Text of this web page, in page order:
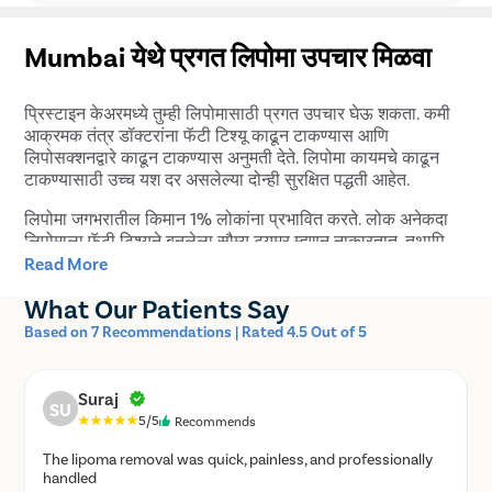
Mumbai येथे प्रगत लिपोमा उपचार मिळवा
प्रिस्टाइन केअरमध्ये तुम्ही लिपोमासाठी प्रगत उपचार घेऊ शकता. कमी
आक्रमक तंत्र डॉक्टरांना फॅटी टिश्यू काढून टाकण्यास आणि
लिपोसक्शनद्वारे काढून टाकण्यास अनुमती देते. लिपोमा कायमचे काढून
टाकण्यासाठी उच्च यश दर असलेल्या दोन्ही सुरक्षित पद्धती आहेत.
लिपोमा जगभरातील किमान 1% लोकांना प्रभावित करते. लोक अनेकदा
लिपोमाला फॅटी टिश्यूने बनलेला सौम्य ट्यूमर म्हणून नाकारतात. तथापि,
यामुळे अनेक समस्या उद्भवतात, यासह:
जखमेला संसर्ग होतो
सेरोमा, जिथे त्वचेखाली द्रव जमा होण्यास सुरुवात होते
केलोइड
मज्जातंतू इजा
Read More
What Our Patients Say
Based on 7 Recommendations | Rated 4.5 Out of 5
SU Suraj
5/5 Recommends
The lipoma removal was quick, painless, and professionally
handled